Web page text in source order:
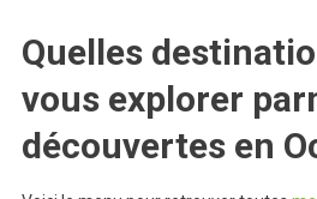
Quelles
vous explorer
découvertes en